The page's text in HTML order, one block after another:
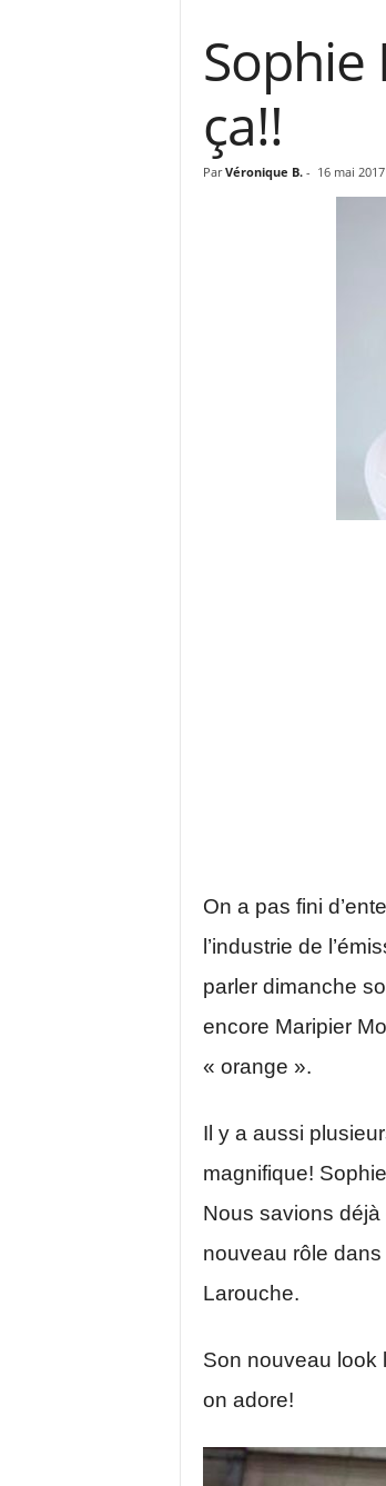
Sophie
ça!!
Par Véronique B. - 16 mai 2017
On a pas fini
l’industrie de
parler dimanche
encore Maripier
« orange ».
Il y a aussi
magnifique!
Nous savions déjà
nouveau rôle dans
Larouche.
Son nouveau look
on adore!